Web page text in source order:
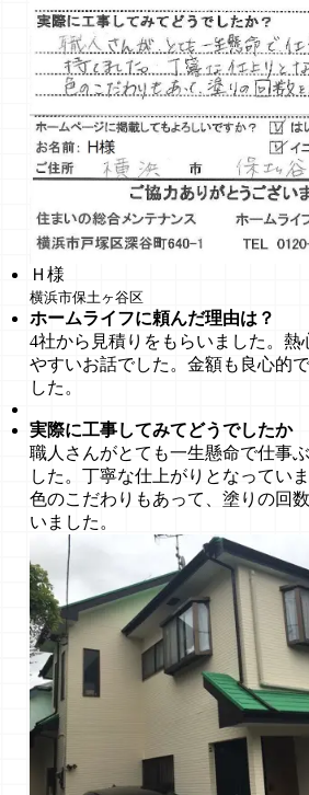
Ｈ様
横浜市保土ヶ谷区
ホームライフに頼んだ理由は？
4社から見積りをもらいました。熱
やすいお話でした。金額も良心的
した。
実際に工事してみてどうでしたか
職人さんがとても一生懸命で仕事
した。丁寧な仕上がりとなっていま
色のこだわりもあって、塗りの回
いました。